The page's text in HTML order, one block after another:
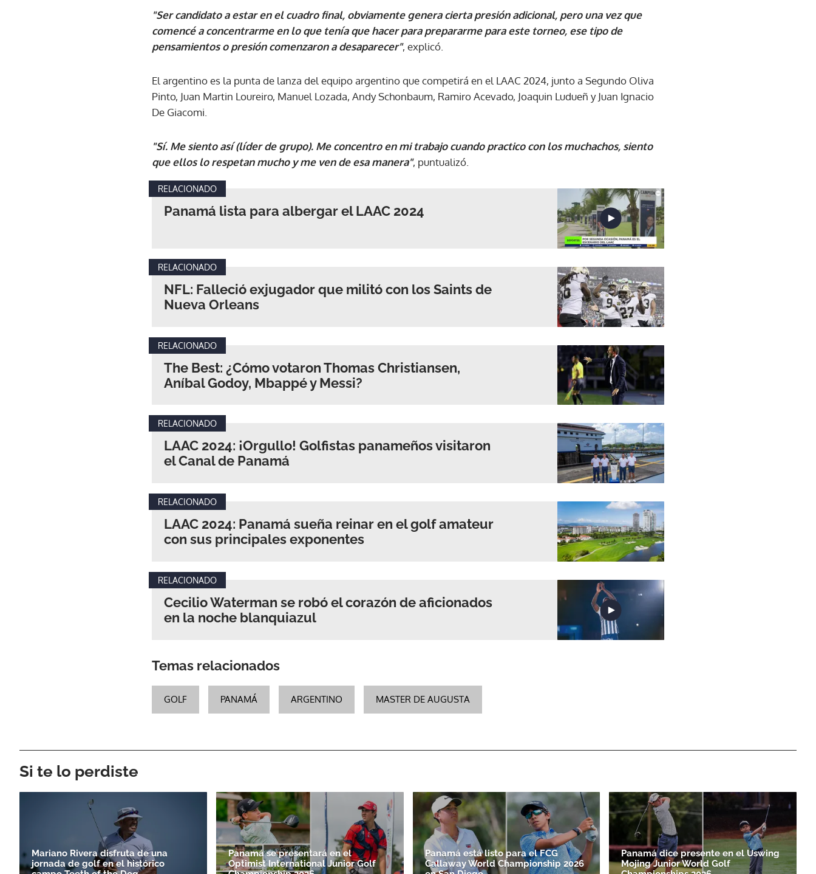
Gracias por suscribirte a nuestro boletín.
ACEPTAR
"Ser candidato a estar en el cuadro final, obviamente genera cierta presión adicional, pero una vez que
comencé a concentrarme en lo que tenía que hacer para prepararme para este torneo, ese tipo de
pensamientos o presión comenzaron a desaparecer", explicó.
El argentino es la punta de lanza del equipo argentino que competirá en el LAAC 2024, junto a Segundo Oliva
Pinto, Juan Martin Loureiro, Manuel Lozada, Andy Schonbaum, Ramiro Acevado, Joaquin Ludueñ y Juan Ignacio
De Giacomi.
"Sí. Me siento así (líder de grupo). Me concentro en mi trabajo cuando practico con los muchachos, siento
que ellos lo respetan mucho y me ven de esa manera", puntualizó.
RELACIONADO
Panamá lista para albergar el LAAC 2024
RELACIONADO
NFL: Falleció exjugador que militó con los Saints de
Nueva Orleans
RELACIONADO
The Best: ¿Cómo votaron Thomas Christiansen,
Aníbal Godoy, Mbappé y Messi?
RELACIONADO
LAAC 2024: ¡Orgullo! Golfistas panameños visitaron
el Canal de Panamá
RELACIONADO
LAAC 2024: Panamá sueña reinar en el golf amateur
con sus principales exponentes
RELACIONADO
Cecilio Waterman se robó el corazón de aficionados
en la noche blanquiazul
Temas relacionados
GOLF PANAMÁ ARGENTINO MASTER DE AUGUSTA
Si te lo perdiste
Mariano Rivera disfruta de una
jornada de golf en el histórico
Panamá se presentará en el
Optimist International Junior Golf
Panamá está listo para el FCG
Callaway World Championship 2026
Panamá dice presente en el Uswing
Mojing Junior World Golf